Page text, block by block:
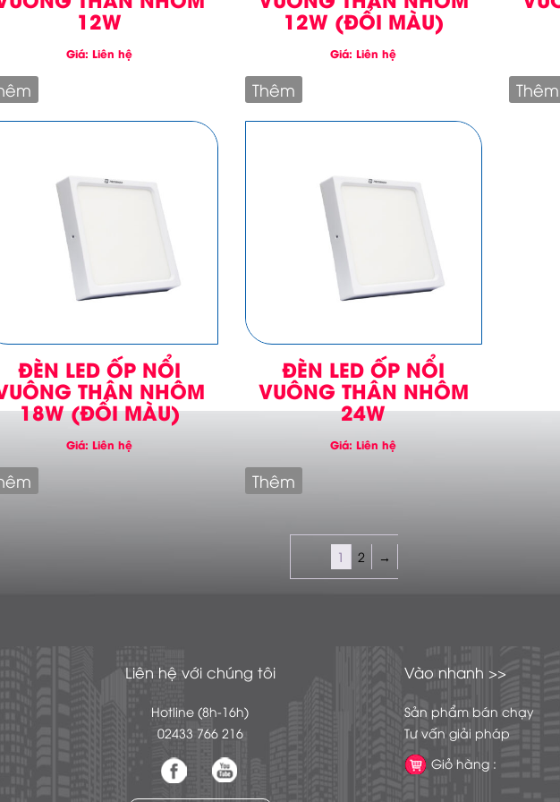
12W
Giá: Liên hệ
12W (ĐỔI MÀU)
Giá: Liên hệ
Thêm Thêm
ĐÈN LED ỐP NỔI
THÂN NHÔM
18W (ĐỔI MÀU)
Giá: Liên hệ
ĐÈN LED ỐP NỔI
VUÔNG THÂN NHÔM
24W
Giá: Liên hệ
Thêm
1 2 →
Liên hệ với chúng tôi
Hotline (8h-16h)
02433 766 216
Vào nhanh >>
Sản phẩm bán chạy
Tư vấn giải pháp
Giỏ hàng :